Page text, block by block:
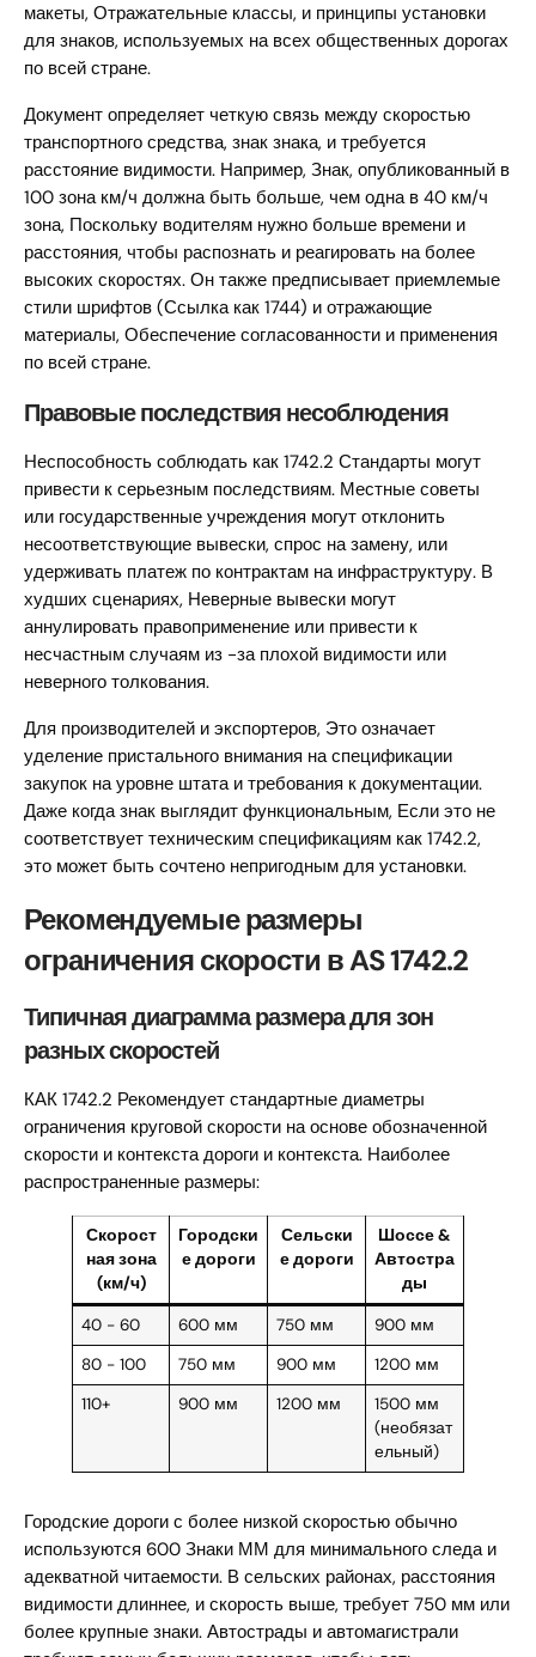
макеты, Отражательные классы, и принципы установки
для знаков, используемых на всех общественных дорогах
по всей стране.
Документ определяет четкую связь между скоростью
транспортного средства, знак знака, и требуется
расстояние видимости. Например, Знак, опубликованный в
100 зона км/ч должна быть больше, чем одна в 40 км/ч
зона, Поскольку водителям нужно больше времени и
расстояния, чтобы распознать и реагировать на более
высоких скоростях. Он также предписывает приемлемые
стили шрифтов (Ссылка как 1744) и отражающие
материалы, Обеспечение согласованности и применения
по всей стране.
Правовые последствия несоблюдения
Неспособность соблюдать как 1742.2 Стандарты могут
привести к серьезным последствиям. Местные советы
или государственные учреждения могут отклонить
несоответствующие вывески, спрос на замену, или
удерживать платеж по контрактам на инфраструктуру. В
худших сценариях, Неверные вывески могут
аннулировать правоприменение или привести к
несчастным случаям из -за плохой видимости или
неверного толкования.
Для производителей и экспортеров, Это означает
уделение пристального внимания на спецификации
закупок на уровне штата и требования к документации.
Даже когда знак выглядит функциональным, Если это не
соответствует техническим спецификациям как 1742.2,
это может быть сочтено непригодным для установки.
Рекомендуемые размеры
ограничения скорости в AS 1742.2
Типичная диаграмма размера для зон
разных скоростей
КАК 1742.2 Рекомендует стандартные диаметры
ограничения круговой скорости на основе обозначенной
скорости и контекста дороги и контекста. Наиболее
распространенные размеры:
Скорост
ная зона
(км/ч)
Городски
е дороги
Сельски
е дороги
Шоссе &
Автостра
ды
40 - 60 600 мм 750 мм
900 мм
80 - 100
750 мм 900 мм
1200 мм
110+
900 мм 1200 мм
1500 мм
(необязат
ельный)
Городские дороги с более низкой скоростью обычно
используются 600 Знаки ММ для минимального следа и
адекватной читаемости. В сельских районах, расстояния
видимости длиннее, и скорость выше, требует 750 мм или
более крупные знаки. Автострады и автомагистрали